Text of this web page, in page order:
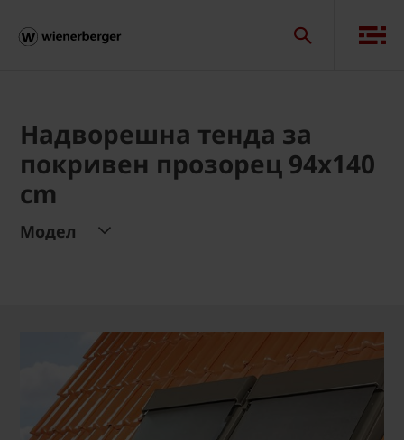
Надворешна тенда за
покривен прозорец 94x140
cm
Модел